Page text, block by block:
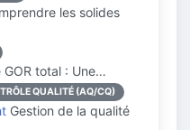
les solides
GOR total : Une…
QUALITÉ (AQ/CQ)
Gestion de la qualité